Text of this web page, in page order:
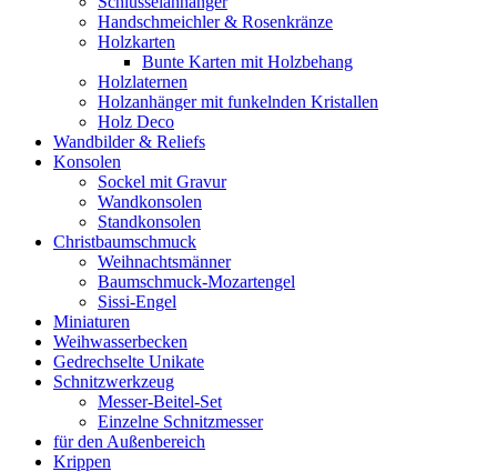
Handschmeichler & Rosenkränze
Holzkarten
Bunte Karten mit Holzbehang
Holzlaternen
Holzanhänger mit funkelnden Kristallen
Holz Deco
Wandbilder & Reliefs
Konsolen
Sockel mit Gravur
Wandkonsolen
Standkonsolen
Christbaumschmuck
Weihnachtsmänner
Baumschmuck-Mozartengel
Sissi-Engel
Miniaturen
Weihwasserbecken
Gedrechselte Unikate
Schnitzwerkzeug
Messer-Beitel-Set
Einzelne Schnitzmesser
für den Außenbereich
Krippen